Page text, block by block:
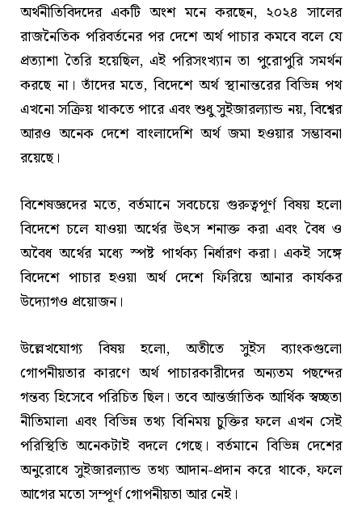
অর্থনীতিবিদদের একটি অংশ মনে করছেন, ২০২৪ সালের
রাজনৈতিক পরিবর্তনের পর দেশে অর্থ পাচার কমবে বলে যে
প্রত্যাশা তৈরি হয়েছিল, এই পরিসংখ্যান তা পুরোপুরি সমর্থন
করছে না। তাঁদের মতে, বিদেশে অর্থ স্থানান্তরের বিভিন্ন পথ
এখনো সক্রিয় থাকতে পারে এবং শুধু সুইজারল্যান্ড নয়, বিশ্বের
আরও অনেক দেশে বাংলাদেশি অর্থ জমা হওয়ার সম্ভাবনা
রয়েছে।
বিশেষজ্ঞদের মতে, বর্তমানে সবচেয়ে গুরুত্বপূর্ণ বিষয় হলো
বিদেশে চলে যাওয়া অর্থের উৎস শনাক্ত করা এবং বৈধ ও
অবৈধ অর্থের মধ্যে স্পষ্ট পার্থক্য নির্ধারণ করা। একই সঙ্গে
বিদেশে পাচার হওয়া অর্থ দেশে ফিরিয়ে আনার কার্যকর
উদ্যোগও প্রয়োজন।
উল্লেখযোগ্য বিষয় হলো, অতীতে সুইস ব্যাংকগুলো
গোপনীয়তার কারণে অর্থ পাচারকারীদের অন্যতম পছন্দের
গন্তব্য হিসেবে পরিচিত ছিল। তবে আন্তর্জাতিক আর্থিক স্বচ্ছতা
নীতিমালা এবং বিভিন্ন তথ্য বিনিময় চুক্তির ফলে এখন সেই
পরিস্থিতি অনেকটাই বদলে গেছে। বর্তমানে বিভিন্ন দেশের
অনুরোধে সুইজারল্যান্ড তথ্য আদান-প্রদান করে থাকে, ফলে
আগের মতো সম্পূর্ণ গোপনীয়তা আর নেই।